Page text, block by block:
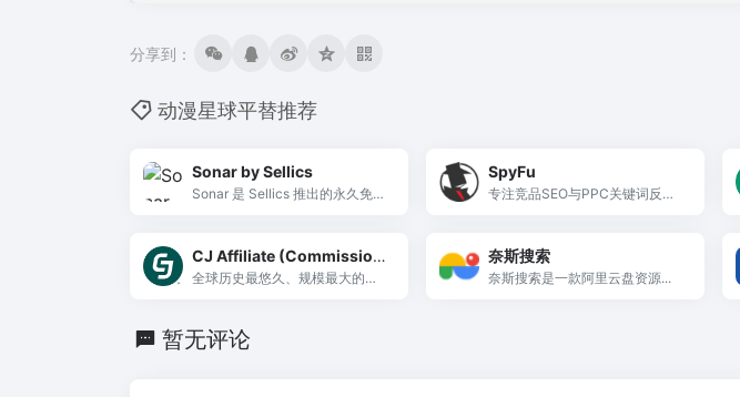
分享到：
动漫星球平替推荐
Sonar by Sellics
Sonar 是 Sellics 推出的永久免费
优化。
SpyFu
专注竞品SEO与PPC关键词反查2
s付费词及15年广告历史。
CJ Affiliate (Commission
Junction)
全球历史最悠久、规模最大的联
果付费推广产品，是跨境出海必
奈斯搜索
奈斯搜索是一款阿里云盘资源...
暂无评论